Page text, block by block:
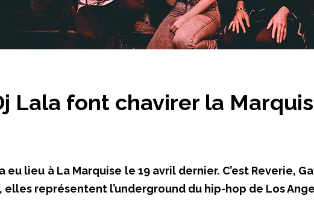
Lala font chavirer la
eu lieu à La Marquise le 19 avril dernier. C’est Reverie,
représentent l’underground du hip-hop de Los